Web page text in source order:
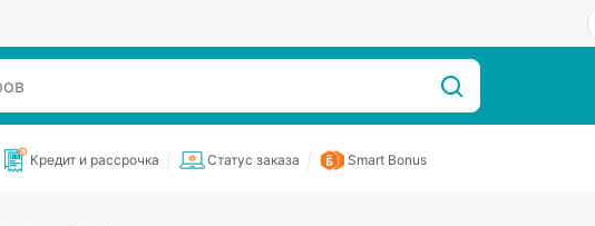
Кредит и рассрочка Статус заказа Smart Bonus